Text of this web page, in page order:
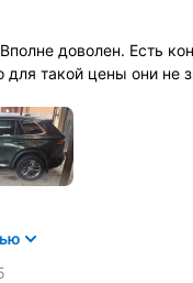
доволен. Есть
для такой цены они не